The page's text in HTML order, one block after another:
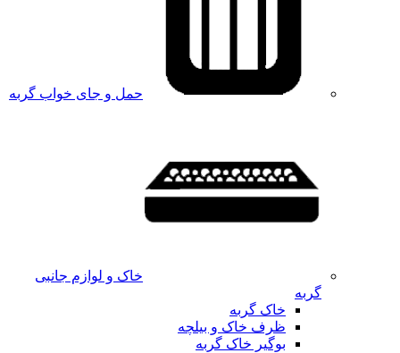
حمل و جای خواب گربه
خاک و لوازم جانبی
گربه
خاک گربه
ظرف خاک و بیلچه
بوگیر خاک گربه